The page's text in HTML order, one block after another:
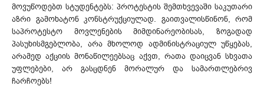
მოვუწოდებთ სტუდენტებს: პროტესტის შემთხვევაში საკუთარი
აზრი გამოხატონ კონსტრუქციულად. გაითვალისწინონ, რომ
საპროტესტო მოვლენების მიმდინარეობისას, ზოგადად
პასუხისმგებლობა, არა მხოლოდ ადმინისტრაციულ უწყებას,
არამედ აქციის მონაწილეებსაც აქვთ, რათა დაიცვან სხვათა
უფლებები, არ გასცდნენ მორალურ და სამართლებრივ
ჩარჩოებს!